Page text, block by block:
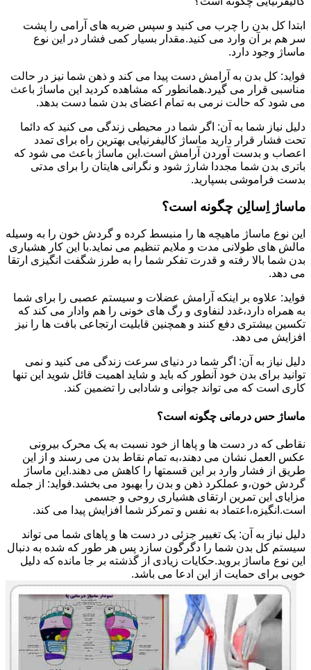
ابتدا کل بدن را چرب می کنید و سپس ضربه های آرامی را پشت
سر هم بر آن وارد می کنید.مقدار بسیار کمی فشار در این نوع
ماساژ وجود دارد.
فواید: کل بدن به آرامش دست پیدا می کند و ذهن شما نیز در حالت
مناسبی قرار می گیرد.همانطور که مشاهده کردید این ماساژ باعث
می شود که حالت نرمی به تمام اعضای بدن شما دست بدهد.
دلیل نیاز شما به آن: اگر شما در محیطی زندگی می کنید که دائما
تحت فشار قرار دارید ماساژ کالیفرنیایی بهترین راه برای تمدد
اعصاب و بدست آوردن آرامش است.این ماساژ باعث می شود که
باتری بدن شما مجددا شارژ شود و نگرانی هایتان را برای مدتی
بدست فراموشی بسپارید.
ماساژ اِسالِن چگونه است؟
این نوع ماساژ ماهیچه ها را منبسط کرده و گردش خون را به وسیله
مالش های طولانی مدت و ملایم تنظیم می نماید.با این کار هشیاری
بدن شما بالا رفته و قدرت تفکر شما را به طرز شگفت انگیزی ارتقا
می دهد.
فواید: علاوه بر اینکه آرامش عضلات و سیستم عصبی را برای شما
به همراه دارد،غدد لنفاوی و رگ های خونی را هم وادار می کند که
تکسین بیشتری دفع کنند و همچنین قابلیت ارتجاعی بافت ها را نیز
افزایش می دهد.
دلیل نیاز به آن: اگر شما در دنیای سرعت زندگی می کنید و نمی
توانید برای بدن خود آنطور که باید و شاید اهمیت قائل شوید این تنها
کاری است که می تواند جوانی و شادابی را تضمین کند.
ماساژ حس درمانی چگونه است؟
نقاطی که در دست ها و پاها از خود نسبت به یک محرک بیرونی
عکس العمل نشان می دهند،به تمام نقاط بدن می رسند و از این
طریق از فشار وارد بر این قسمتها را کاهش می دهند.این ماساژ
گردش خون،و عملکرد ذهن و بدن را بهبود می بخشد.فواید: از جمله
مزایای این تمرین ارتقای هشیاری روحی و جسمی
است.انگیزه،اعتماد به نفس و تمرکز شما افزایش پیدا می کند.
دلیل نیاز به آن: یک تغییر جزئی در دست ها و پاهای شما می تواند
سیستم کل بدن شما را دگرگون سازد پس هر طور که شده به دنبال
این نوع ماساژ بروید.حکایات زیادی از گذشته بر جا مانده که دلیل
خوبی برای حمایت از این ادعا می باشد.